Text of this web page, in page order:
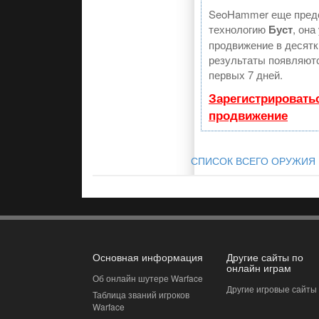
SeoHammer еще
технологию Буст, она
продвижение в
результаты
первых 7 дней.
продвижение
СПИСОК ВСЕГО ОРУЖИЯ
Основная информация
Об онлайн шутере Warface
Таблица званий игроков
Warface
Другие сайты по
онлайн играм
Другие игровые сайты